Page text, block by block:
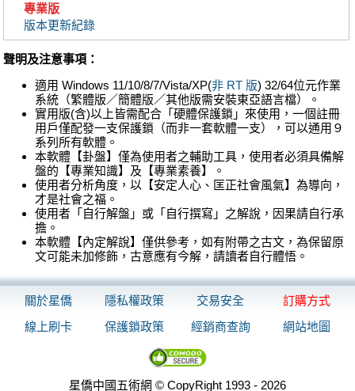
專業版
版本更新紀錄
聲明及注意事項：
適用 Windows 11/10/8/7/Vista/XP(非 RT 版) 32/64位元作業
系統（繁體版／簡體版／其他版需安裝東亞語言檔）。
實用版(含)以上皆需配合「硬體保護鎖」來使用，一個註冊
用戶僅配發一支保護鎖（而非一套軟體一支），可以通用９
系列所有軟體。
本軟體【卦盤】僅為使用者之輔助工具，使用者必須具備解
盤的【專業知識】及【專業素養】。
使用者分析角度，以【安定人心、匡正社會風氣】為導向，
才是社會之福。
使用者「自行解盤」或「自行撰寫」之解說，因果請自行承
擔。
本軟體【內定解說】僅供參考，如有附帶之古文，為保留原
文可能未加修飾，古意應有今解，請讀者自行體悟。
關於星僑 隱私權政策 交易安全
訂購方式
線上刷卡
保護鎖政策 經銷商查詢 網站地圖
星僑中國五術網 © CopyRight 1993 - 2026